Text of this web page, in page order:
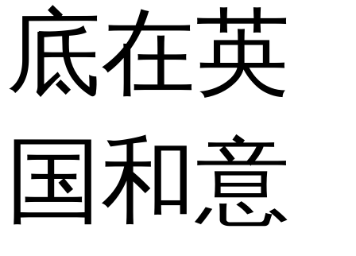
底在英
国和意